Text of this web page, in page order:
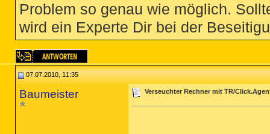
Problem so genau wie möglich.
wird ein Experte Dir bei der
07.07.2010, 11:35
Baumeister Verseuchter Rechner mit TR/